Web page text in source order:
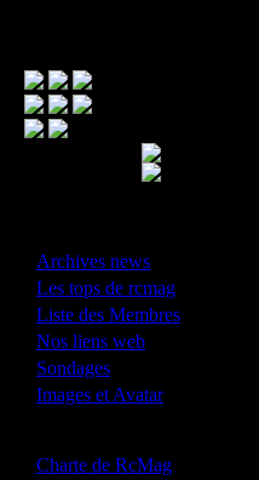
Archives news
Les tops de rcmag
Liste des Membres
Nos liens web
Sondages
Images et Avatar
Charte de RcMag